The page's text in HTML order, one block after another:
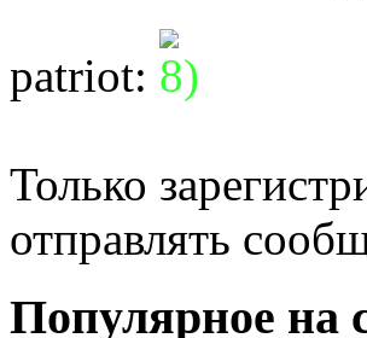
patriot:
Только
отправлять
Популярное на